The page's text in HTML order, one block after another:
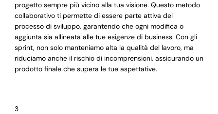
progetto sempre più vicino alla tua visione. Questo metodo
collaborativo ti permette di essere parte attiva del
processo di sviluppo, garantendo che ogni modifica o
aggiunta sia allineata alle tue esigenze di business. Con gli
sprint, non solo manteniamo alta la qualità del lavoro, ma
riduciamo anche il rischio di incomprensioni, assicurando un
prodotto finale che supera le tue aspettative.
3